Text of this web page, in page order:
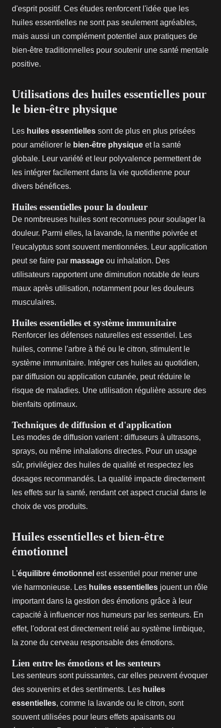
d'esprit positif. Ces études renforcent l'idée que les
huiles essentielles ne sont pas seulement agréables,
mais aussi un complément potentiel aux pratiques de
bien-être traditionnelles pour soutenir une santé mentale
positive.
Utilisations des huiles essentielles pour
le bien-être physique
Les huiles essentielles sont de plus en plus prisées
pour améliorer le bien-être physique et la santé
globale. Leur variété et leur polyvalence permettent de
les intégrer facilement dans la vie quotidienne pour
divers bénéfices.
Huiles essentielles pour la douleur
De nombreuses huiles sont reconnues pour soulager la
douleur. Parmi elles, la lavande, la menthe poivrée et
l'eucalyptus sont souvent mentionnées. Leur application
peut se faire par massage ou inhalation. Des
utilisateurs rapportent une diminution notable de leurs
maux après utilisation, notamment pour les douleurs
musculaires.
Huiles essentielles et système immunitaire
Renforcer les défenses naturelles est essentiel. Les
huiles, comme l'arbre à thé ou le citron, stimulent le
système immunitaire. Intégrer ces huiles au quotidien,
par diffusion ou application cutanée, peut réduire le
risque de maladies. Une utilisation régulière assure des
bienfaits optimaux.
Techniques de diffusion et d'application
Les modes de diffusion varient : diffuseurs à ultrasons,
sprays, ou même inhalations directes. Pour un usage
sûr, privilégiez des huiles de qualité et respectez les
dosages recommandés. La qualité impacte directement
les effets sur la santé, rendant cet aspect crucial dans le
choix de vos produits.
Huiles essentielles et bien-être
émotionnel
L'équilibre émotionnel est essentiel pour mener une
vie harmonieuse. Les huiles essentielles jouent un rôle
important dans la gestion des émotions grâce à leur
capacité à influencer nos humeurs par les senteurs. En
effet, l'odorat est directement relié au système limbique,
la zone du cerveau responsable des émotions.
Lien entre les émotions et les senteurs
Les senteurs sont puissantes, car elles peuvent évoquer
des souvenirs et des sentiments. Les huiles
essentielles, comme la lavande ou le citron, sont
souvent utilisées pour leurs effets apaisants ou